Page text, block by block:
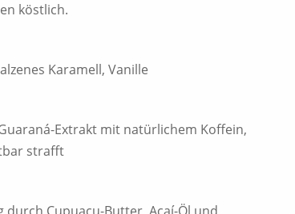
köstlich.
Karamell, Vanille
Extrakt mit natürlichem Koffein,
strafft